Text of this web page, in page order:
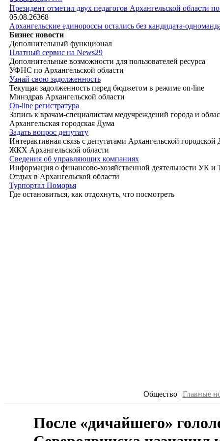
|
Президент отметил двух педагогов Архангельской области
05.08.26368
Архангельские единороссы остались без кандидата-
Бизнес новости
Дополнительный функционал
Платный сервис на News29
Дополнительные возможности для пользователей ресурса
УФНС по Архангельской области
Узнай свою задолженность
Текущая задолженность перед бюджетом в режиме on-line
Минздрав Архангельской области
On-line регистратура
Запись к врачам-специалистам медучреждений города и
Архангельская городская Дума
Задать вопрос депутату
Интерактивная связь с депутатами Архангельской
ЖКХ Архангельской области
Сведения об управляющих компаниях
Информация о финансово-хозяйственной деятельности УК
Отдых в Архангельской области
Турпортал Поморья
Где остановиться, как отдохнуть, что посмотреть
Общество | Главные
После «дичайшего»